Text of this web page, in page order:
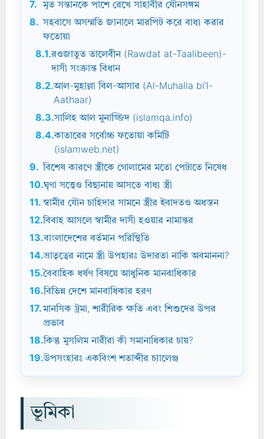
7.
মৃত সন্তানকে পাশে রেখে সাহাবীর যৌনসঙ্গম
8. সহবাসে অসম্মতি জানালে মারপিট করে বাধ্য করার
ফতোয়া
8.1.রওজাতুত তালেবীন (Rawdat at-Taalibeen)-
দাসী সংক্রান্ত বিধান
8.2.আল-মুহাল্লা বিল-আসার (Al-Muhalla bi’l-
Aathaar)
8.3.সালিহ আল মুনাজ্জিদ (islamqa.info)
8.4.কাতারের সর্বোচ্চ ফতোয়া কমিটি
(islamweb.net)
9. বিশেষ কারণে স্ত্রীকে গোলামের মতো পেটাতে নিষেধ
10.ঘৃণা সত্ত্বেও বিছানায় আসতে বাধ্য স্ত্রী
11. স্বামীর যৌন চাহিদার সামনে স্ত্রীর ইবাদতও অধস্তন
12.বিবাহ আসলে স্বামীর দাসী হওয়ার নামান্তর
13.বাংলাদেশের বর্তমান পরিস্থিতি
14.ভ্রাতৃত্বের নামে স্ত্রী উপহারঃ উদারতা নাকি অবমাননা?
15.বৈবাহিক ধর্ষণ বিষয়ে আধুনিক মানবাধিকার
16.বিভিন্ন দেশে মানবাধিকার হরণ
17.মানসিক ট্রমা, শারীরিক ক্ষতি এবং শিশুদের উপর
প্রভাব
18.কিন্তু মুসলিম নারীরা কী সমানাধিকার চায়?
19.উপসংহারঃ একবিংশ শতাব্দীর চ্যালেঞ্জ
ভূমিকা